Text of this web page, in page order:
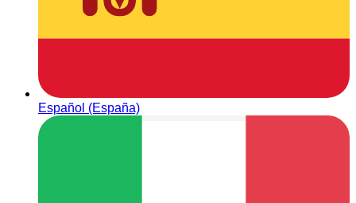
Español (España)